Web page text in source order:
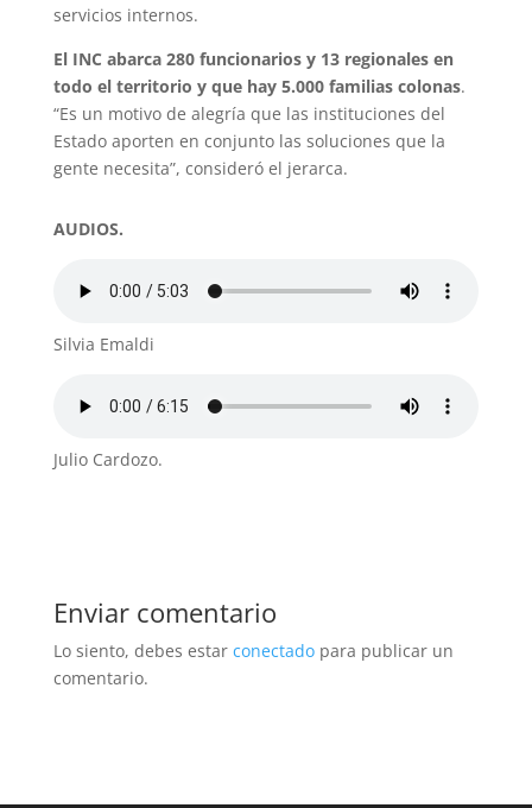
servicios internos.
El INC abarca 280 funcionarios y 13 regionales en
todo el territorio y que hay 5.000 familias colonas.
“Es un motivo de alegría que las instituciones del
Estado aporten en conjunto las soluciones que la
gente necesita”, consideró el jerarca.
AUDIOS.
Silvia Emaldi
Julio Cardozo.
Enviar comentario
Lo siento, debes estar conectadopara publicar un
comentario.